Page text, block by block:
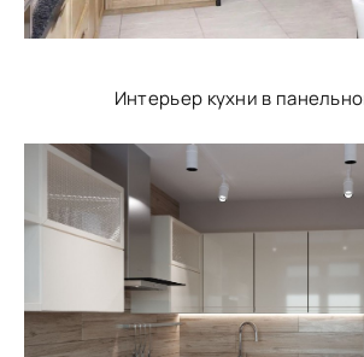
Интерьер кухни в